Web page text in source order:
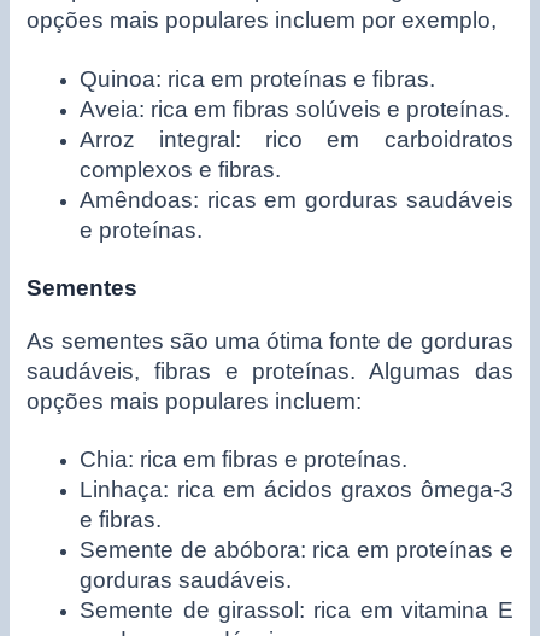
opções mais populares incluem por exemplo,
Quinoa: rica em proteínas e fibras.
Aveia: rica em fibras solúveis e proteínas.
Arroz integral: rico em carboidratos
complexos e fibras.
Amêndoas: ricas em gorduras saudáveis
e proteínas.
Sementes
As sementes são uma ótima fonte de gorduras
saudáveis, fibras e proteínas. Algumas das
opções mais populares incluem:
Chia: rica em fibras e proteínas.
Linhaça: rica em ácidos graxos ômega-3
e fibras.
Semente de abóbora: rica em proteínas e
gorduras saudáveis.
Semente de girassol: rica em vitamina E